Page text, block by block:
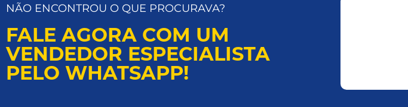
NÃO ENCONTROU O QUE PROCURAVA?
FALE AGORA COM UM
VENDEDOR ESPECIALISTA
PELO WHATSAPP!